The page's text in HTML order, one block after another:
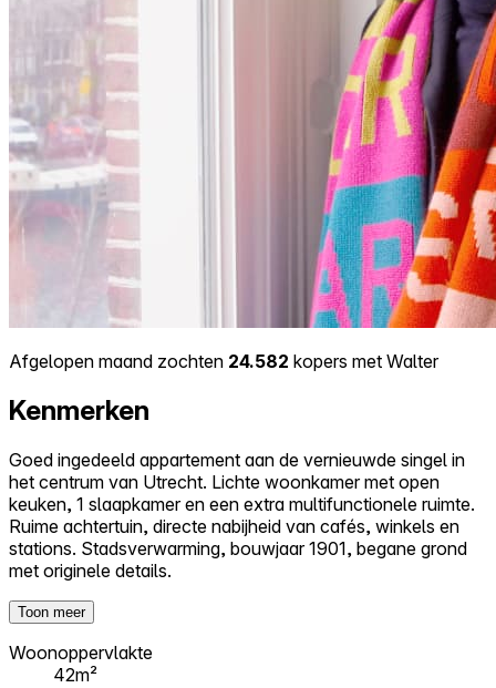
Afgelopen maand zochten 24.582 kopers met Walter
Kenmerken
Goed ingedeeld appartement aan de vernieuwde singel in
het centrum van Utrecht. Lichte woonkamer met open
keuken, 1 slaapkamer en een extra multifunctionele ruimte.
Ruime achtertuin, directe nabijheid van cafés, winkels en
stations. Stadsverwarming, bouwjaar 1901, begane grond
met originele details.
Toon meer
Woonoppervlakte
42m²